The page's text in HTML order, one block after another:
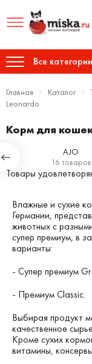
Все категории
Главная Каталог
Leonardo
Корм для
AJO
16 товаров
Товары
Влажные и сухие
Германии,
животных с
супер премиум, в
варианты:
- Супер премиум
- Премиум Classic.
Выбирая продукт
качественное
Кроме сухих
витамины,